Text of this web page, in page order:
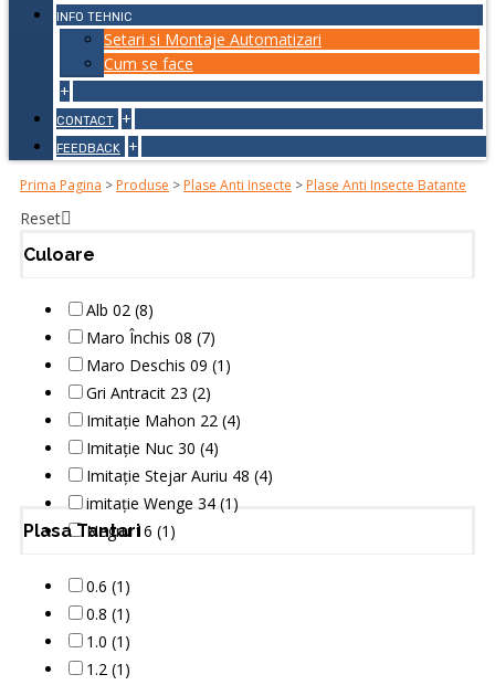
INFO TEHNIC
Setari si Montaje Automatizari
Cum se face
+
CONTACT +
FEEDBACK +
Prima Pagina > Produse > Plase Anti Insecte > Plase Anti Insecte Batante
Reset
Culoare
Alb 02 (8)
Maro Închis 08 (7)
Maro Deschis 09 (1)
Gri Antracit 23 (2)
Imitație Mahon 22 (4)
Imitație Nuc 30 (4)
Imitație Stejar Auriu 48 (4)
imitație Wenge 34 (1)
Negru 16 (1)
Plasa Tantari
0.6 (1)
0.8 (1)
1.0 (1)
1.2 (1)